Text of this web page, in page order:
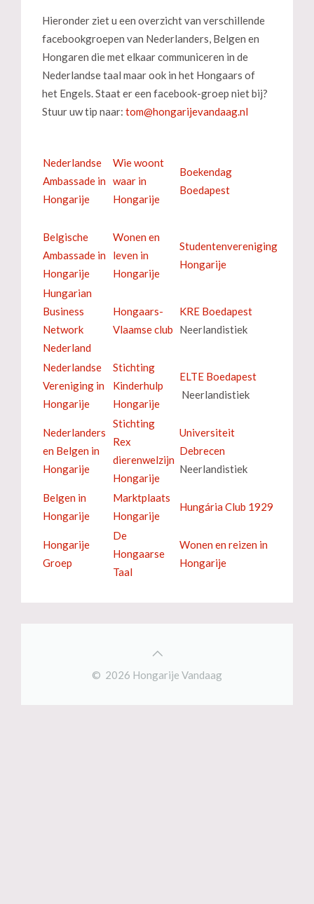
Hieronder ziet u een overzicht van verschillende
facebookgroepen van Nederlanders, Belgen en
Hongaren die met elkaar communiceren in de
Nederlandse taal maar ook in het Hongaars of
het Engels. Staat er een facebook-groep niet bij?
Stuur uw tip naar:
Nederlandse
Ambassade in
Hongarije
Wie woont
waar in
Hongarije
Boekendag
Boedapest
Belgische
Ambassade in
Hongarije
Wonen en
leven in
Hongarije
Studentenvereniging
Hongarije
Hungarian
Business
Network
Nederland
Hongaars-
Vlaamse club
KRE Boedapest
Neerlandistiek
Nederlandse
Vereniging in
Hongarije
Stichting
Kinderhulp
Hongarije
ELTE Boedapest
Neerlandistiek
Nederlanders
en Belgen in
Hongarije
Stichting
Rex
dierenwelzijn
Hongarije
Universiteit
Debrecen
Neerlandistiek
Belgen in
Hongarije
Marktplaats
Hongarije
Hungária Club 1929
Hongarije
Groep
De
Hongaarse
Taal
Wonen en reizen in
Hongarije
© 2026 Hongarije Vandaag